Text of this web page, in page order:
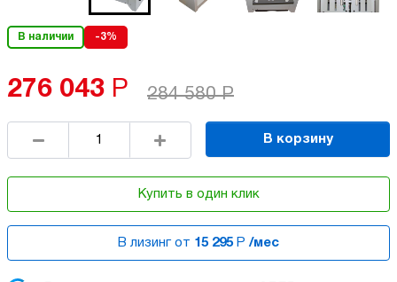
В наличии -3%
276 043 Р 284 580 Р
В корзину
Купить в один клик
В лизинг от 15 295 Р /мес